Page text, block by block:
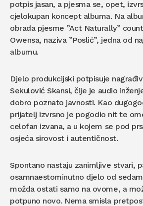
potpis jasan, a pjesma se, opet,
cjelokupan koncept albuma. Na
obrada pjesme ”Act Naturally”
Owensa, naziva ”Poslić”, jedna od
albumu.
Djelo produkcijski potpisuje
Sekulović Skansi, čije je audio
dobro poznato javnosti. Kao
prijatelj izvrsno je pogodio nit te
celofan izvana, a u kojem se pod
osjeća sirovost i autentičnost.
Spontano nastaju zanimljive stvari,
osamnaestominutno djelo od
možda ostati samo na ovome, a
potpuno novo. Nema smisla